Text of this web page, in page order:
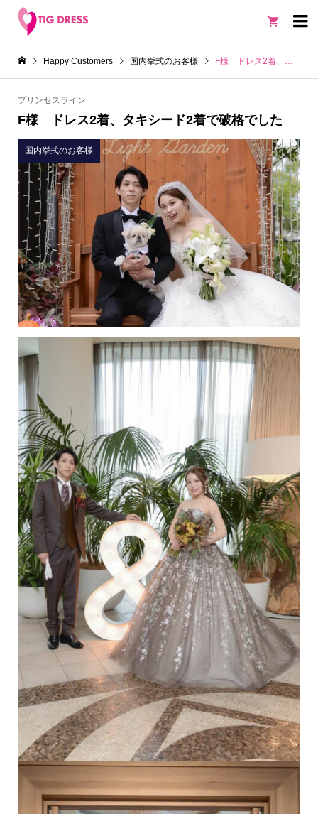

Happy Customers 国内挙式のお客様 F様 ドレス2着、タキシード2着で破格でした
プリンセスライン
F様 ドレス2着、タキシード2着で破格でした
国内挙式のお客様